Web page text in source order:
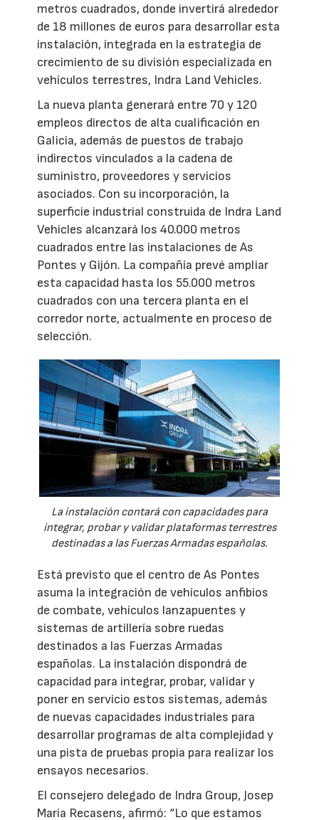
metros cuadrados, donde invertirá alrededor
de 18 millones de euros para desarrollar esta
instalación, integrada en la estrategia de
crecimiento de su división especializada en
vehículos terrestres, Indra Land Vehicles.
La nueva planta generará entre 70 y 120
empleos directos de alta cualificación en
Galicia, además de puestos de trabajo
indirectos vinculados a la cadena de
suministro, proveedores y servicios
asociados. Con su incorporación, la
superficie industrial construida de Indra Land
Vehicles alcanzará los 40.000 metros
cuadrados entre las instalaciones de As
Pontes y Gijón. La compañía prevé ampliar
esta capacidad hasta los 55.000 metros
cuadrados con una tercera planta en el
corredor norte, actualmente en proceso de
selección.
La instalación contará con capacidades para
integrar, probar y validar plataformas terrestres
destinadas a las Fuerzas Armadas españolas.
Está previsto que el centro de As Pontes
asuma la integración de vehículos anfibios
de combate, vehículos lanzapuentes y
sistemas de artillería sobre ruedas
destinados a las Fuerzas Armadas
españolas. La instalación dispondrá de
capacidad para integrar, probar, validar y
poner en servicio estos sistemas, además
de nuevas capacidades industriales para
desarrollar programas de alta complejidad y
una pista de pruebas propia para realizar los
ensayos necesarios.
El consejero delegado de Indra Group, Josep
María Recasens, afirmó: “Lo que estamos